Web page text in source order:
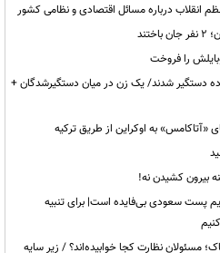
انقلاب درباره مسائل اقتصادی و نظامی کشور
را فروخت
دستگیر شدند/ یک زن در میان دستگیرشدگان +
به اوکراین از طریق ترکیه
بیرون کشیدن نه!
پست سعودی بی‌فایده است| برای تنبیه
مسئولان نظارت کجا خوابیده‌اند؟ / زیر سایه